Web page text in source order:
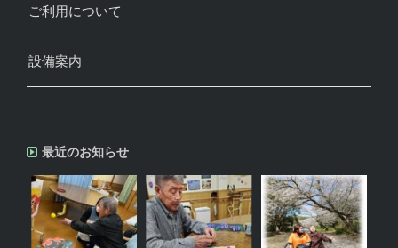
ご利用について
設備案内
最近のお知らせ